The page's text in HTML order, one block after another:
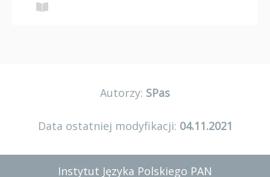
Autorzy: SPas
Data ostatniej modyfikacji: 04.11.2021
Instytut Języka Polskiego PAN